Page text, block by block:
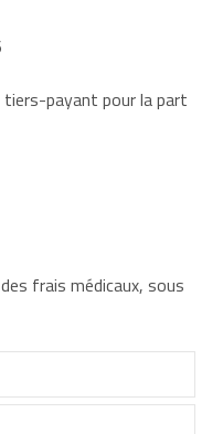
payant pour la part
frais médicaux, sous